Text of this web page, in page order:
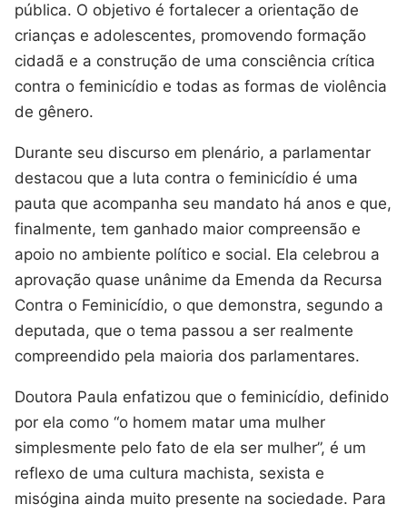
pública. O objetivo é fortalecer a orientação de
crianças e adolescentes, promovendo formação
cidadã e a construção de uma consciência crítica
contra o feminicídio e todas as formas de violência
de gênero.
Durante seu discurso em plenário, a parlamentar
destacou que a luta contra o feminicídio é uma
pauta que acompanha seu mandato há anos e que,
finalmente, tem ganhado maior compreensão e
apoio no ambiente político e social. Ela celebrou a
aprovação quase unânime da Emenda da Recursa
Contra o Feminicídio, o que demonstra, segundo a
deputada, que o tema passou a ser realmente
compreendido pela maioria dos parlamentares.
Doutora Paula enfatizou que o feminicídio, definido
por ela como “o homem matar uma mulher
simplesmente pelo fato de ela ser mulher”, é um
reflexo de uma cultura machista, sexista e
misógina ainda muito presente na sociedade. Para